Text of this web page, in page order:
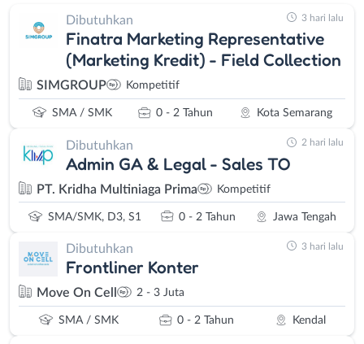
Dibutuhkan
Finatra Marketing Representative
(Marketing Kredit) - Field Collection
SIMGROUP Kompetitif
SMA / SMK 0 - 2 Tahun Kota Semarang
3 hari lalu
Dibutuhkan
Admin GA & Legal - Sales TO
PT. Kridha Multiniaga Prima Kompetitif
SMA/SMK, D3, S1 0 - 2 Tahun Jawa Tengah
2 hari lalu
Dibutuhkan
Frontliner Konter
Move On Cell 2 - 3 Juta
SMA / SMK 0 - 2 Tahun Kendal
3 hari lalu